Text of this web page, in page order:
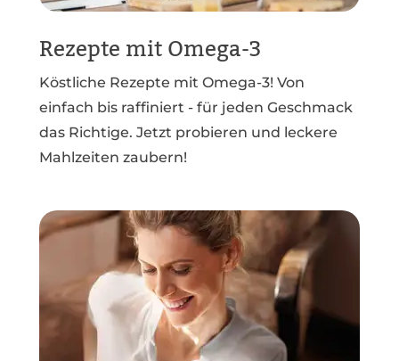
Rezepte mit Omega-3
Köstliche Rezepte mit Omega-3! Von
einfach bis raffiniert - für jeden Geschmack
das Richtige. Jetzt probieren und leckere
Mahlzeiten zaubern!